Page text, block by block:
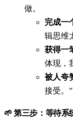
做。
完成一
辑思维
获得一
体现，
被人夸
接受。”
🌱 第三步：等待系